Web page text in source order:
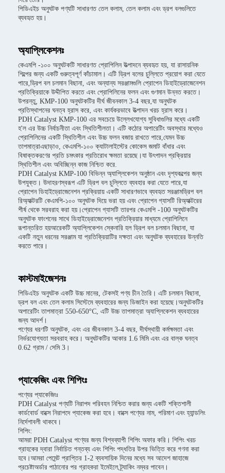
পিডিএইচ অনুঘটক পণ্যটি সাধারণত তেল কলাম, তেল কলাম এবং ড্রপ বলগুলিতে
ব্যবহৃত হয়।
অ্যাপ্লিকেশনঃ
কেএমপি -১০০ অনুঘটকটি সাধারণত প্রোপিলিন উত্পাদনে ব্যবহৃত হয়, যা রাসায়নিক
শিল্পের জন্য একটি গুরুত্বপূর্ণ কাঁচামাল। এটি ড্রিপ বলের চুল্লিতে প্রয়োগ করা যেতে
পারে,ড্রিপ বল চলমান বিছানা, এবং অন্যান্য সরঞ্জামগুলি প্রোপেন ডিহাইড্রোজেনেশন
প্রতিক্রিয়াকে উদ্দীপিত করতে এবং প্রোপিলিনের ফলন এবং গুণমান উন্নত করতে।
উপরন্তু, KMP-100 অনুঘটকটির দীর্ঘ জীবনকাল 3-4 বছর,যা অনুঘটক
প্রতিস্থাপনের ঘনত্ব হ্রাস করে, এবং কার্যকরভাবে উত্পাদন খরচ হ্রাস করে।
PDH Catalyst KMP-100 এর সবচেয়ে উল্লেখযোগ্য সুবিধাগুলির মধ্যে একটি
হ'ল এর উচ্চ নির্বাচনীতা এবং স্থিতিশীলতা। এটি কঠোর অপারেটিং অবস্থার মধ্যেও
প্রোপিলিনের একটি স্থিতিশীল এবং উচ্চ ফলন বজায় রাখতে পারে,যেমন উচ্চ
তাপমাত্রাএছাড়াও, কেএমপি-১০০ ক্যাটালাইস্টের কোকেস জমাট বাঁধার এবং
বিষাক্তকরণের প্রতি চমৎকার প্রতিরোধ ক্ষমতা রয়েছে।যা উৎপাদন প্রক্রিয়ার
স্থিতিশীল এবং অবিচ্ছিন্ন কাজ নিশ্চিত করে.
PDH Catalyst KMP-100 বিভিন্ন অ্যাপ্লিকেশন অনুষ্ঠান এবং দৃশ্যকল্পের জন্য
উপযুক্ত। উদাহরণস্বরূপ এটি ড্রিপ বল চুল্লিতে ব্যবহার করা যেতে পারে,যা
প্রোপেন ডিহাইড্রোজেনেশন প্রক্রিয়ায় একটি সাধারণভাবে ব্যবহৃত সরঞ্জামড্রিপ বল
রিঅ্যাক্টরটি কেএমপি-১০০ অনুঘটক দিয়ে ভরা হয় এবং প্রোপেন গ্যাসটি রিঅ্যাক্টরের
শীর্ষ থেকে সরবরাহ করা হয়।প্রোপেন গ্যাসটি তারপর কেএমপি -100 অনুঘটকটির
অনুঘটক ফাংশনের সাথে ডিহাইড্রোজেনেশন প্রতিক্রিয়ার মাধ্যমে প্রোপিলিনে
রূপান্তরিত হয়আরেকটি অ্যাপ্লিকেশন স্কেনারি হল ড্রিপ বল চলমান বিছানা, যা
একটি নতুন ধরনের সরঞ্জাম যা প্রতিক্রিয়াটির দক্ষতা এবং অনুঘটক ব্যবহারের উন্নতি
করতে পারে।
কাস্টমাইজেশনঃ
পিডিএইচ অনুঘটক একটি উচ্চ মানের, টেকসই পণ্য চীন তৈরি। এটি চলমান বিছানা,
ড্রপ বল এবং তেল কলাম সিস্টেমে ব্যবহারের জন্য ডিজাইন করা হয়েছে।অনুঘটকটির
অপারেটিং তাপমাত্রা 550-650°C, এটি উচ্চ তাপমাত্রা অ্যাপ্লিকেশন ব্যবহারের
জন্য আদর্শ।
পণ্যের ধরণটি অনুঘটক, এবং এর জীবনকাল 3-4 বছর, দীর্ঘস্থায়ী কর্মক্ষমতা এবং
নির্ভরযোগ্যতা সরবরাহ করে। অনুঘটকটির আকার 1.6 মিমি এবং এর বাল্ক ঘনত্ব
0.62 গ্রাম / সেমি 3।
প্যাকেজিং এবং শিপিংঃ
পণ্যের প্যাকেজিংঃ
PDH Catalyst পণ্যটি নিরাপদ পরিবহন নিশ্চিত করার জন্য একটি শক্তিশালী
কার্ডবোর্ড বাক্সে নিরাপদে প্যাকেজ করা হবে। বাক্সে পণ্যের নাম, পরিমাণ এবং হ্যান্ডলিং
নির্দেশাবলী থাকবে।
শিপিং:
আমরা PDH Catalyst পণ্যের জন্য বিশ্বব্যাপী শিপিং অফার করি। শিপিং খরচ
গ্রাহকের দ্বারা নির্বাচিত গন্তব্য এবং শিপিং পদ্ধতির উপর ভিত্তি করে গণনা করা
হবে।আমরা পেমেন্ট প্রাপ্তির 1-2 ব্যবসায়িক দিনের মধ্যে সব আদেশ জাহাজে
প্রচেষ্টাঅর্ডার পাঠানোর পর গ্রাহকরা ইমেইলে ট্র্যাকিং নম্বর পাবেন।